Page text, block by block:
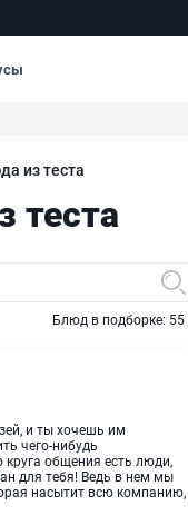
из теста
теста
Блюд в подборке: 55
и ты хочешь им
чего-нибудь
круга общения есть люди,
для тебя! Ведь в нем мы
насытит всю компанию,